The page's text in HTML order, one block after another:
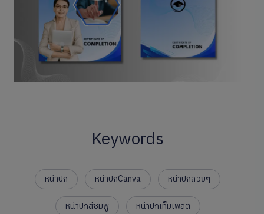
Keywords
หน้าปก หน้าปกCanva
หน้าปกสวยๆ
หน้าปกสีชมพู
หน้าปกเท็มเพลต